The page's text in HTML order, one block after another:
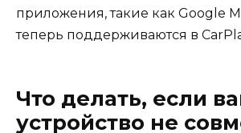
приложения, такие как Google
теперь поддерживаются в
Что делать, если
устройство не